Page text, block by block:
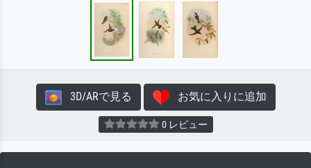
3D/ARで見る お気に入りに追加
0 レビュー